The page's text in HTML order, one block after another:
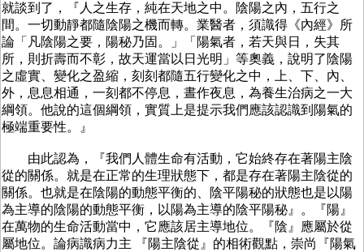
就談到了，『人之生存，純在天地之中。陰陽之內，五行之
間。一切動靜都隨陰陽之機而轉。業醫者，須識得《內經》所
論「凡陰陽之要，陽秘乃固。」「陽氣者，若天與日，失其
所，則折壽而不彰，故天運當以日光明」等奧義，說明了陰陽
之虛實、變化之盈縮，刻刻都隨五行變化之中，上、下、內、
外，息息相通，一刻都不停息，晝作夜息，為養生治病之一大
綱領。他說的這個綱領，實質上是提示我們應該認識到陽氣的
極端重要性。』
由此認為，『我們人體生命有活動，它始終存在著陽主陰
從的關係。就是在正常的生理狀態下，都是存在著陽主陰從的
關係。也就是在陰陽的動態平衡的、陰平陽秘的狀態也是以陽
為主導的陰陽的動態平衡，以陽為主導的陰平陽秘』。『陽』
在萬物的生命活動當中，它應該居主導地位。『陰』應屬於從
屬地位。論病識病力主 『陽主陰從』的相術觀點，崇尚『陽氣